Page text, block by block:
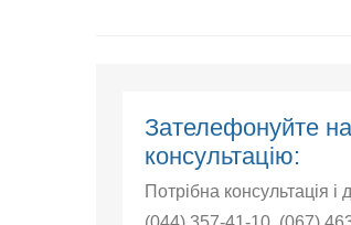
Зателефонуйте
консультацію:
Потрібна консультація